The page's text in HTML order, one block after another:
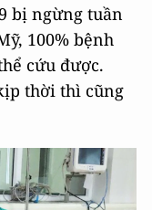
bị ngừng tuần
100% bệnh
cứu được.
thời thì cũng